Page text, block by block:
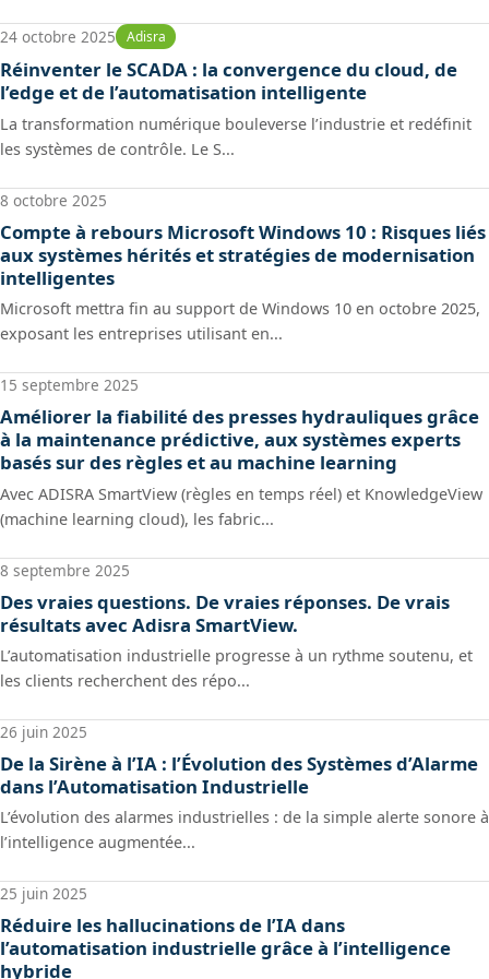
24 octobre 2025 Adisra
Réinventer le SCADA : la convergence du cloud, de
l’edge et de l’automatisation intelligente
La transformation numérique bouleverse l’industrie et redéfinit
les systèmes de contrôle. Le S...
8 octobre 2025
Compte à rebours Microsoft Windows 10 : Risques liés
aux systèmes hérités et stratégies de modernisation
intelligentes
Microsoft mettra fin au support de Windows 10 en octobre 2025,
exposant les entreprises utilisant en...
15 septembre 2025
Améliorer la fiabilité des presses hydrauliques grâce
à la maintenance prédictive, aux systèmes experts
basés sur des règles et au machine learning
Avec ADISRA SmartView (règles en temps réel) et KnowledgeView
(machine learning cloud), les fabric...
8 septembre 2025
Des vraies questions. De vraies réponses. De vrais
résultats avec Adisra SmartView.
L’automatisation industrielle progresse à un rythme soutenu, et
les clients recherchent des répo...
26 juin 2025
De la Sirène à l’IA : l’Évolution des Systèmes d’Alarme
dans l’Automatisation Industrielle
L’évolution des alarmes industrielles : de la simple alerte sonore à
l’intelligence augmentée...
25 juin 2025
Réduire les hallucinations de l’IA dans
l’automatisation industrielle grâce à l’intelligence
hybride